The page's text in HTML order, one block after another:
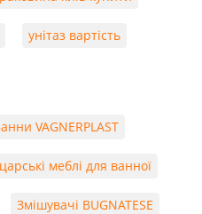
унітаз вартість
VAGNERPLAST
меблі для ванної
Змішувачі BUGNATESE